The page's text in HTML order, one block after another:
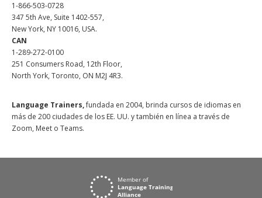
1-866-503-0728
347 5th Ave, Suite 1402-557,
New York, NY 10016, USA.
CAN
1-289-272-0100
251 Consumers Road, 12th Floor,
North York, Toronto, ON M2J 4R3.
Language Trainers,fundada en 2004, brinda cursos de idiomas en
más de 200 ciudades de los EE. UU. y también en línea a través de
Zoom, Meet o Teams.